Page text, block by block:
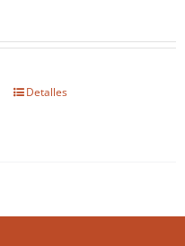
Este
Las
Detalles